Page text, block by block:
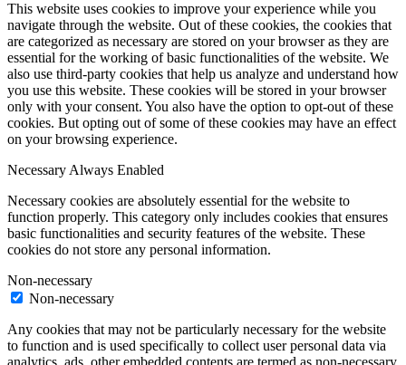
This website uses cookies to improve your experience while you
navigate through the website. Out of these cookies, the cookies that
are categorized as necessary are stored on your browser as they are
essential for the working of basic functionalities of the website. We
also use third-party cookies that help us analyze and understand how
you use this website. These cookies will be stored in your browser
only with your consent. You also have the option to opt-out of these
cookies. But opting out of some of these cookies may have an effect
on your browsing experience.
NecessaryAlways Enabled
Necessary cookies are absolutely essential for the website to
function properly. This category only includes cookies that ensures
basic functionalities and security features of the website. These
cookies do not store any personal information.
Non-necessary
Non-necessary
Any cookies that may not be particularly necessary for the website
to function and is used specifically to collect user personal data via